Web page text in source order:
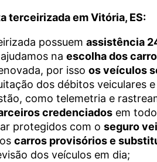
terceirizada em Vitória, ES:
possuem assistência
na escolha dos
por isso os veículos
dos débitos veiculares
, como telemetria e
credenciados em
protegidos com o seguro
carros provisórios e
dos veículos em dia;